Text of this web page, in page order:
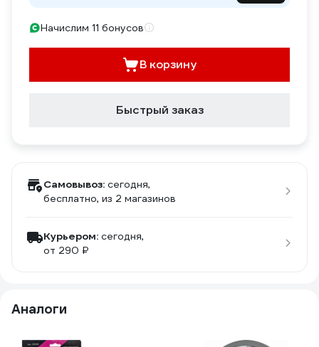
Начислим 11 бонусов
В корзину
Быстрый заказ
Самовывоз: сегодня,
бесплатно, из 2 магазинов
Курьером: сегодня,
от 290 ₽
Аналоги